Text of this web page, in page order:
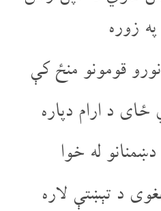
زوره
قومونو منځ کې
ځای د ارام دپاره
له خوا
د تېښتې لاره